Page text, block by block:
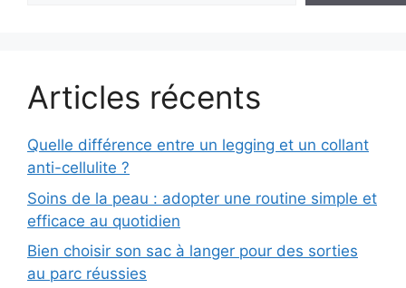
Articles récents
Quelle différence entre un legging et un collant
anti-cellulite ?
Soins de la peau : adopter une routine simple et
efficace au quotidien
Bien choisir son sac à langer pour des sorties
au parc réussies